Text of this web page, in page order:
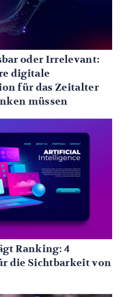
oder Irrelevant:
digitale
für das Zeitalter
müssen
Ranking: 4
die Sichtbarkeit von